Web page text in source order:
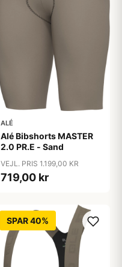
ALÉ
Alé Bibshorts MASTER
2.0 PR.E - Sand
VEJL. PRIS 1.199,00 KR
719,00 kr
SPAR 40%